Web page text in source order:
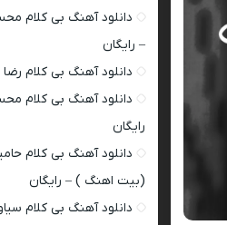
دانلود آهنگ بی کلام
– رایگان
دانلود آهنگ بی کلام
دانلود آهنگ بی کلام
رایگان
دانلود آهنگ بی کلام
(بیت اهنگ ) – رایگان
دانلود آهنگ بی کلام